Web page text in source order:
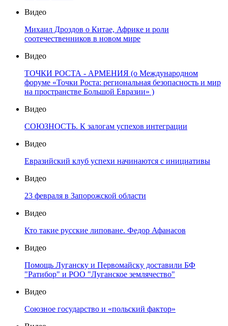
Видео
Михаил Дроздов о Китае, Африке и роли
соотечественников в новом мире
Видео
ТОЧКИ РОСТА - АРМЕНИЯ (о Международном
форуме «Точки Роста: региональная безопасность и мир
на пространстве Большой Евразии» )
Видео
СОЮЗНОСТЬ. К залогам успехов интеграции
Видео
Евразийский клуб успехи начинаются с инициативы
Видео
23 февраля в Запорожской области
Видео
Кто такие русские липоване. Федор Афанасов
Видео
Помощь Луганску и Первомайску доставили БФ
"Ратибор" и РОО "Луганское землячество"
Видео
Союзное государство и «польский фактор»